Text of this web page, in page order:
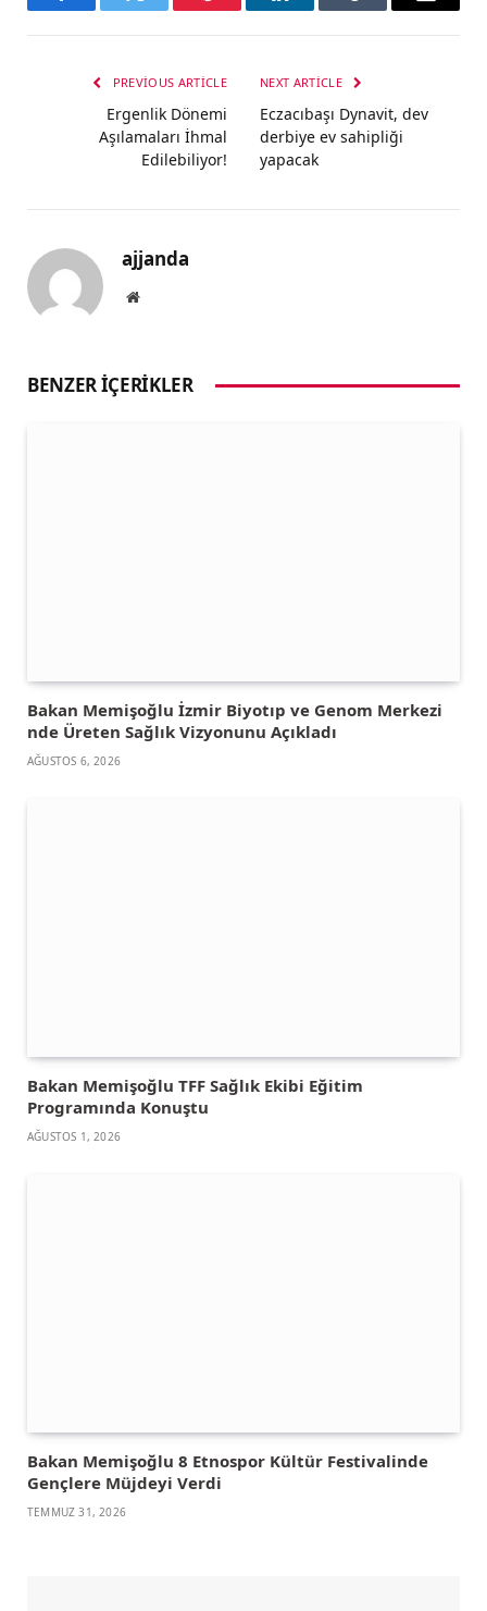
FacebookTwitter Pinterest LinkedInTumblr Email
PREVIOUS ARTICLE
Ergenlik Dönemi
Aşılamaları İhmal
Edilebiliyor!
NEXT ARTICLE
Eczacıbaşı Dynavit, dev
derbiye ev sahipliği
yapacak
ajjanda
Website
BENZER İÇERIKLER
Bakan Memişoğlu İzmir Biyotıp ve Genom Merkezi
nde Üreten Sağlık Vizyonunu Açıkladı
AĞUSTOS 6, 2026
Bakan Memişoğlu TFF Sağlık Ekibi Eğitim
Programında Konuştu
AĞUSTOS 1, 2026
Bakan Memişoğlu 8 Etnospor Kültür Festivalinde
Gençlere Müjdeyi Verdi
TEMMUZ 31, 2026